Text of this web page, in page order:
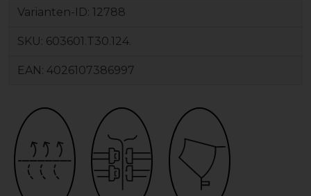
Varianten-ID: 12788
SKU: 603601.T30.124.
EAN: 4026107386997